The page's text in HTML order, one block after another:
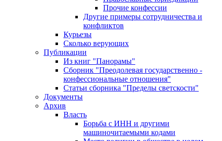
Прочие конфессии
Другие примеры сотрудничества и
конфликтов
Курьезы
Сколько верующих
Публикации
Из книг "Панорамы"
Сборник "Преодолевая государственно -
конфессиональные отношения"
Статьи сборника "Пределы светскости"
Документы
Архив
Власть
Борьба с ИНН и другими
машиночитаемыми кодами